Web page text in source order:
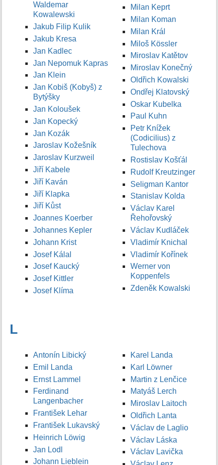
Waldemar
Kowalewski
Jakub Filip Kulik
Jakub Kresa
Jan Kadlec
Jan Nepomuk Kapras
Jan Klein
Jan Kobiš (Kobyš) z
Bytýšky
Jan Koloušek
Jan Kopecký
Jan Kozák
Jaroslav Kožešník
Jaroslav Kurzweil
Jiří Kabele
Jiří Kaván
Jiří Klapka
Jiří Kůst
Joannes Koerber
Johannes Kepler
Johann Krist
Josef Kálal
Josef Kaucký
Josef Kittler
Josef Klíma
Milan Keprt
Milan Koman
Milan Král
Miloš Kössler
Miroslav Katětov
Miroslav Konečný
Oldřich Kowalski
Ondřej Klatovský
Oskar Kubelka
Paul Kuhn
Petr Knížek
(Codicilius) z
Tulechova
Rostislav Košťál
Rudolf Kreutzinger
Seligman Kantor
Stanislav Kolda
Václav Karel
Řehořovský
Václav Kudláček
Vladimír Knichal
Vladimír Kořínek
Werner von
Koppenfels
Zdeněk Kowalski
L
Antonín Libický
Emil Landa
Ernst Lammel
Ferdinand
Langenbacher
František Lehar
František Lukavský
Heinrich Löwig
Jan Lodl
Johann Lieblein
Karel Landa
Karl Löwner
Martin z Lenčice
Matyáš Lerch
Miroslav Laitoch
Oldřich Lanta
Václav de Laglio
Václav Láska
Václav Lavička